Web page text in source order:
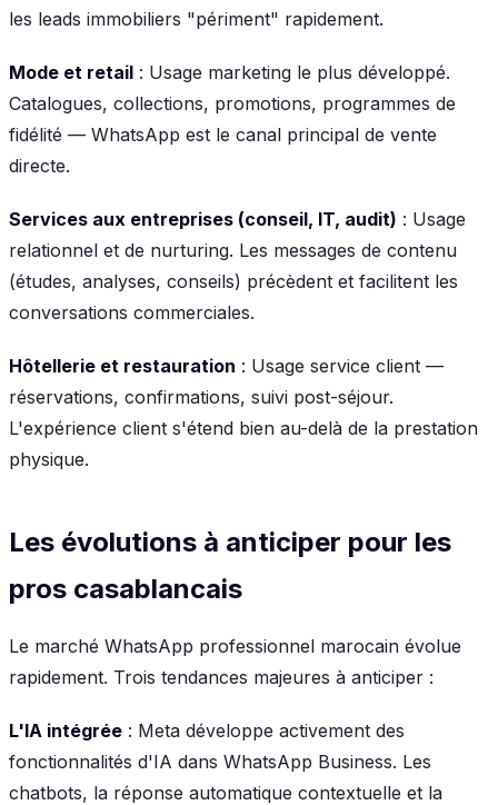
les leads immobiliers "périment" rapidement.
Mode et retail : Usage marketing le plus développé.
Catalogues, collections, promotions, programmes de
fidélité — WhatsApp est le canal principal de vente
directe.
Services aux entreprises (conseil, IT, audit) : Usage
relationnel et de nurturing. Les messages de contenu
(études, analyses, conseils) précèdent et facilitent les
conversations commerciales.
Hôtellerie et restauration : Usage service client —
réservations, confirmations, suivi post-séjour.
L'expérience client s'étend bien au-delà de la prestation
physique.
Les évolutions à anticiper pour les
pros casablancais
Le marché WhatsApp professionnel marocain évolue
rapidement. Trois tendances majeures à anticiper :
L'IA intégrée : Meta développe activement des
fonctionnalités d'IA dans WhatsApp Business. Les
chatbots, la réponse automatique contextuelle et la